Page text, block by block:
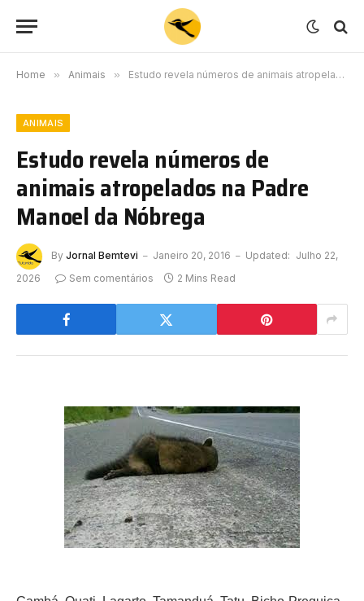
Home » Animais » Estudo revela números de animais atropelados na Padre Manoel da Nóbrega
ANIMAIS
Estudo revela números de
animais atropelados na Padre
Manoel da Nóbrega
By Jornal Bemtevi Janeiro 20, 2016 Updated: Julho 22,
2026
Sem comentários 2 Mins Read